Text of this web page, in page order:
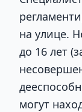
на улице.
до 16 лет
могут